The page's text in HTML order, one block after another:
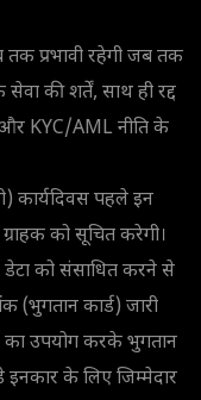
तक प्रभावी रहेगी जब तक
की शर्तें, साथ ही रद्द
और KYC/AML नीति के
कार्यदिवस पहले इन
को सूचित करेगी।
डेटा को संसाधित करने से
(भुगतान कार्ड) जारी
उपयोग करके भुगतान
के लिए जिम्मेदार